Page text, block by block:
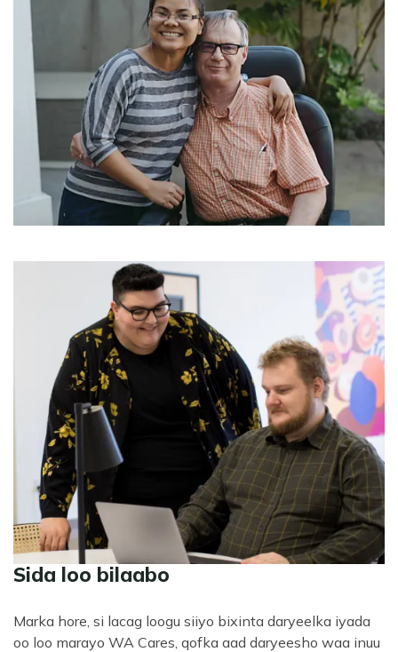
Sida loo bilaabo
Marka hore, si lacag loogu siiyo bixinta daryeelka iyada
oo loo marayo WA Cares, qofka aad daryeesho waa inuu